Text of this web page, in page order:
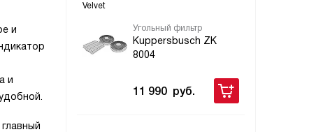
Velvet
Угольный фильтр
Kuppersbusch ZK
8004
11 990 руб.
и
и